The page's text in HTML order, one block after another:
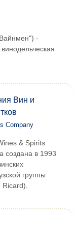
-
Вин и
Company
& Spirits
создана в 1993
группы